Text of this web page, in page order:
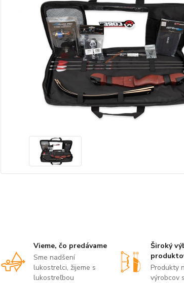
Vieme, čo predávame
Sme nadšení
lukostrelci, žijeme s
lukostreľbou
Široký
Produkty
výrobcov